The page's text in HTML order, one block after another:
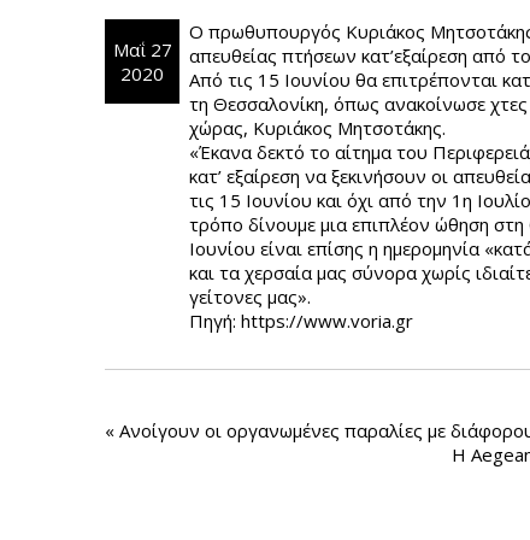
Μαΐ 27
2020
Ο πρωθυπουργός Κυριάκος
απευθείας πτήσεων κατ’εξαίρεση από
Από τις 15 Ιουνίου θα επιτρέπονται
τη Θεσσαλονίκη, όπως ανακοίνωσε
χώρας, Κυριάκος Μητσοτάκης.
«Έκανα δεκτό το αίτημα του
κατ’ εξαίρεση να ξεκινήσουν οι
τις 15 Ιουνίου και όχι από την 1η
τρόπο δίνουμε μια επιπλέον ώθηση
Ιουνίου είναι επίσης η ημερομηνία
και τα χερσαία μας σύνορα χωρίς
γείτονες μας».
Πηγή: https://www.voria.gr
« Ανοίγουν οι οργανωμένες παραλίες με
Η